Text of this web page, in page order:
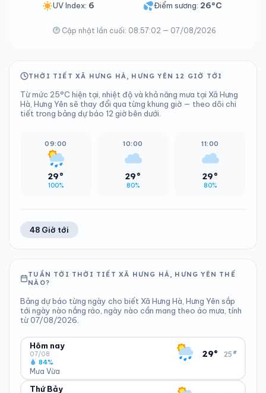
UV Index: 6 Điểm sương: 26°C
Cập nhật lần cuối: 08:57:02 — 07/08/2026
THỜI TIẾT XÃ HƯNG HÀ, HƯNG YÊN 12 GIỜ TỚI
Từ mức 25°C hiện tại, nhiệt độ và khả năng mưa tại Xã Hưng
Hà, Hưng Yên sẽ thay đổi qua từng khung giờ — theo dõi chi
tiết trong bảng dự báo 12 giờ bên dưới.
09:00
29°
100%
10:00
29°
80%
11:00
29°
80%
48 Giờ tới
TUẦN TỚI THỜI TIẾT XÃ HƯNG HÀ, HƯNG YÊN THẾ
NÀO?
Bảng dự báo từng ngày cho biết Xã Hưng Hà, Hưng Yên sắp
tới ngày nào nắng ráo, ngày nào cần mang theo áo mưa, tính
từ 07/08/2026.
Hôm nay
07/08
Mưa Vừa
84%
29° 25°
▾
ĐỘ ẨM
Thứ Bảy